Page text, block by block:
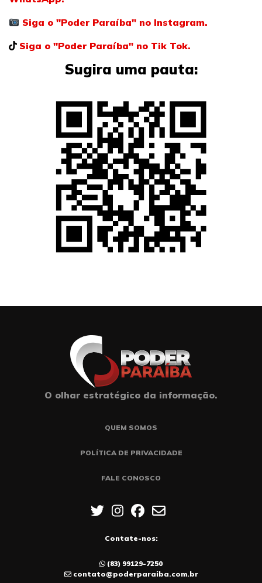
Siga o "Poder Paraíba" no Instagram.
Siga o "Poder Paraíba" no Tik Tok.
Sugira uma pauta:
O olhar estratégico da informação.
QUEM SOMOS
POLÍTICA DE PRIVACIDADE
FALE CONOSCO
Contate-nos:
(83) 99129-7250
contato@poderparaiba.com.br